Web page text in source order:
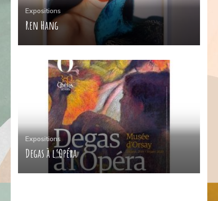
Expositions
Ren Hang
Expositions
Degas à l’Opéra